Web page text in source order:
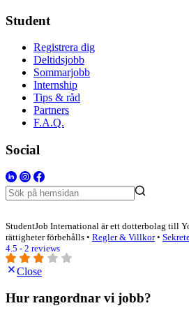
Student
Registrera dig
Deltidsjobb
Sommarjobb
Internship
Tips & råd
Partners
F.A.Q.
Social
StudentJob International är ett dotterbolag till
rättigheter förbehålls • Regler & Villkor•
4.5 - 2 reviews
Close
Hur rangordnar vi jobb?